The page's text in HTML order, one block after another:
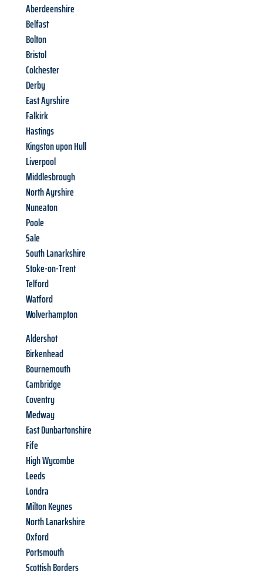
Aberdeenshire
Belfast
Bolton
Bristol
Colchester
Derby
East Ayrshire
Falkirk
Hastings
Kingston upon Hull
Liverpool
Middlesbrough
North Ayrshire
Nuneaton
Poole
Sale
South Lanarkshire
Stoke-on-Trent
Telford
Watford
Wolverhampton
Aldershot
Birkenhead
Bournemouth
Cambridge
Coventry
Medway
East Dunbartonshire
Fife
High Wycombe
Leeds
Londra
Milton Keynes
North Lanarkshire
Oxford
Portsmouth
Scottish Borders